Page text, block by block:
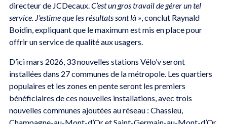
directeur de JCDecaux.C’est un gros travail de gérer un tel
service. J’estime que les résultats sont là », conclut Raynald
Boidin, expliquant que le maximum est mis en place pour
offrir un service de qualité aux usagers.
D’ici mars 2026, 33 nouvelles stations Vélo’v seront
installées dans 27 communes de la métropole. Les quartiers
populaires et les zones en pente seront les premiers
bénéficiaires de ces nouvelles installations, avec trois
nouvelles communes ajoutées au réseau : Chassieu,
Champagne-au-Mont-d’Or et Saint-Germain-au-Mont-d’Or.